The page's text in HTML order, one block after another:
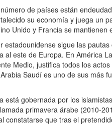
de países están
su economía y juega un
Unido y Francia se mantienen
sigue las pautas
al este de Europa. En América
Medio, justifica todos los
Saudí es uno de sus más
gobernada por los
primavera árabe (2010-
constatarse que tras el